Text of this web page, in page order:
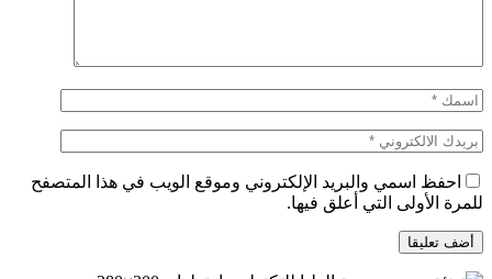
احفظ اسمي والبريد الإلكتروني وموقع الويب في هذا المتصفح
للمرة الأولى التي أعلق فيها.